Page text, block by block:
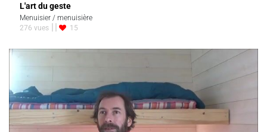
L'art du geste
Menuisier / menuisière
276 vues
15